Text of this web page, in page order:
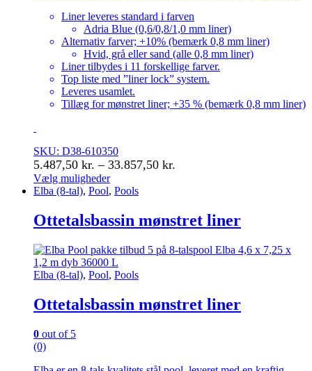
Liner leveres standard i farven
Adria Blue (0,6/0,8/1,0 mm liner)
Alternativ farver; +10% (bemærk 0,8 mm liner)
Hvid, grå eller sand (alle 0,8 mm liner)
Liner tilbydes i 11 forskellige farver.
Top liste med ”liner lock” system.
Leveres usamlet.
Tillæg for mønstret liner; +35 % (bemærk 0,8 mm liner)
SKU: D38-610350
5.487,50 kr. – 33.857,50 kr.
Vælg muligheder
Dette
har
flere
Mulighederne
kan
vælges
varesiden
Elba (8-tal), Pool, Pools
Ottetalsbassin mønstret liner
Elba (8-tal), Pool, Pools
Ottetalsbassin mønstret liner
0 out of 5
(0)